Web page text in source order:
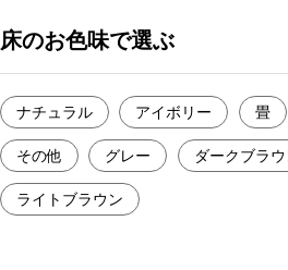
床のお色味で選ぶ
ナチュラル アイボリー 畳
その他 グレー ダークブラ
ライトブラウン